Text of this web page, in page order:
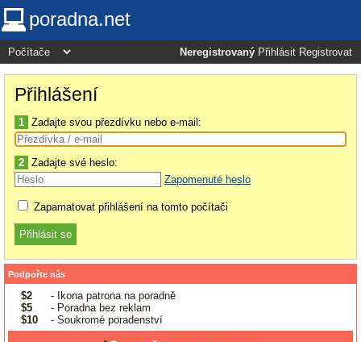
poradna.net
Neregistrovaný Přihlásit Registrovat
Přihlášení
1 Zadajte svou přezdívku nebo e-mail:
2 Zadajte své heslo:
Zapomenuté heslo
Zapamatovat přihlášení na tomto počítači
Podpořte nás
$2
- Ikona patrona na poradně
$5
- Poradna bez reklam
$10
- Soukromé poradenství